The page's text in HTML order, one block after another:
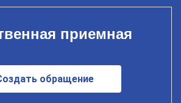
приемная
обращение